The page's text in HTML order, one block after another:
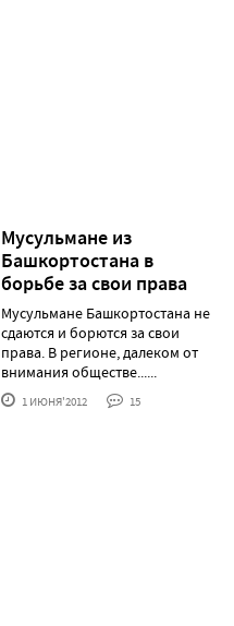
Мусульмане из
Башкортостана в
борьбе за свои права
Мусульмане Башкортостана не
сдаются и борются за свои
права. В регионе, далеком от
внимания обществе......
1 ИЮНЯ'2012 15